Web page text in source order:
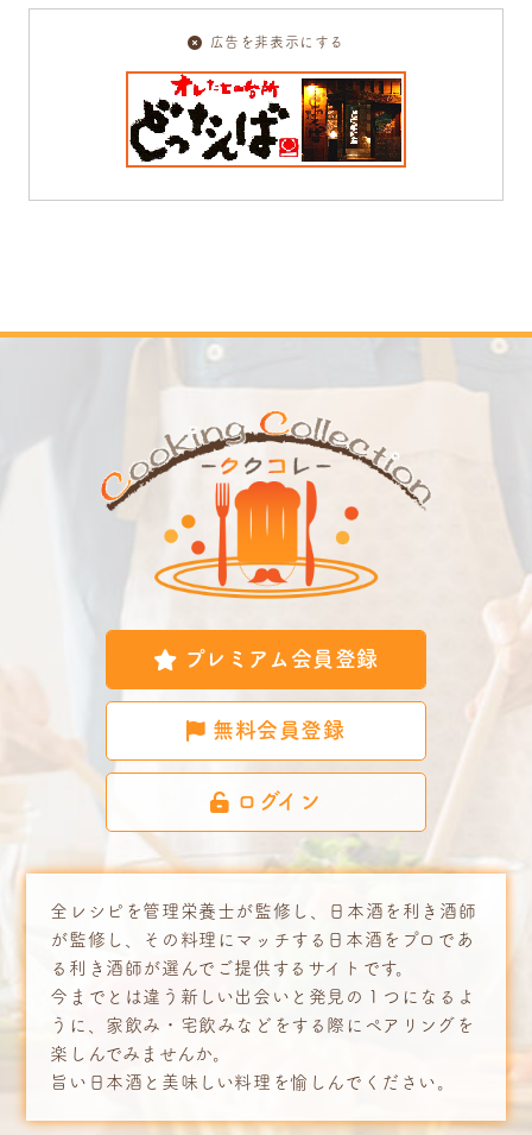
広告を非表示にする
プレミアム会員登録
無料会員登録
ログイン
全レシピを管理栄養士が監修し、日本酒を利き酒師
が監修し、その料理にマッチする日本酒をプロであ
る利き酒師が選んでご提供するサイトです。
今までとは違う新しい出会いと発見の１つになるよ
うに、家飲み・宅飲みなどをする際にペアリングを
楽しんでみませんか。
旨い日本酒と美味しい料理を愉しんでください。